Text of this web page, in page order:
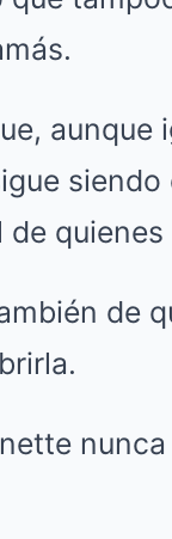
aunque
siendo
de
de